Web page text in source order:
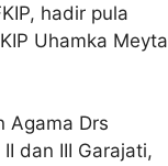
hadir pula
Uhamka Meyta
Agama Drs
dan III Garajati,